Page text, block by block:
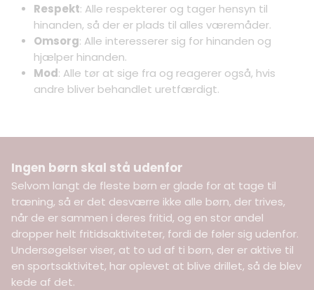
Respekt: Alle respekterer og tager hensyn til
hinanden, så der er plads til alles væremåder.
Omsorg: Alle interesserer sig for hinanden og
hjælper hinanden.
Mod: Alle tør at sige fra og reagerer også, hvis
andre bliver behandlet uretfærdigt.
Ingen børn skal stå udenfor
Selvom langt de fleste børn er glade for at tage til
træning, så er det desværre ikke alle børn, der trives,
når de er sammen i deres fritid, og en stor andel
dropper helt fritidsaktiviteter, fordi de føler sig udenfor.
Undersøgelser viser, at to ud af ti børn, der er aktive til
en sportsaktivitet, har oplevet at blive drillet, så de blev
kede af det.